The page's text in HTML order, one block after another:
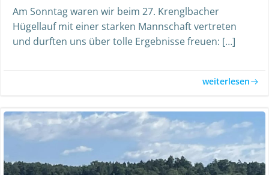
Am Sonntag waren wir beim 27. Krenglbacher
Hügellauf mit einer starken Mannschaft vertreten
und durften uns über tolle Ergebnisse freuen: […]
weiterlesen